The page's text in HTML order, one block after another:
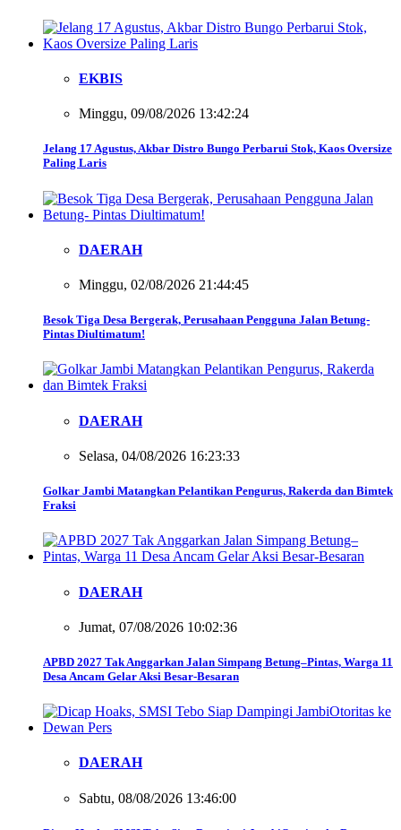
EKBIS
Minggu, 09/08/2026 13:42:24
Jelang 17 Agustus, Akbar Distro Bungo Perbarui Stok, Kaos Oversize
Paling Laris
DAERAH
Minggu, 02/08/2026 21:44:45
Besok Tiga Desa Bergerak, Perusahaan Pengguna Jalan Betung-
Pintas Diultimatum!
DAERAH
Selasa, 04/08/2026 16:23:33
Golkar Jambi Matangkan Pelantikan Pengurus, Rakerda dan Bimtek
Fraksi
DAERAH
Jumat, 07/08/2026 10:02:36
APBD 2027 Tak Anggarkan Jalan Simpang Betung–Pintas, Warga 11
Desa Ancam Gelar Aksi Besar-Besaran
DAERAH
Sabtu, 08/08/2026 13:46:00